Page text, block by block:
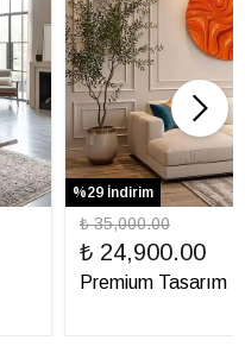
%29 İndirim
₺ 35,000.00
₺ 24,900.00
Premium Tasarım